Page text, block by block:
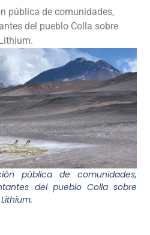
pública de comunidades,
del pueblo Colla sobre
pública de comunidades,
del pueblo Colla sobre